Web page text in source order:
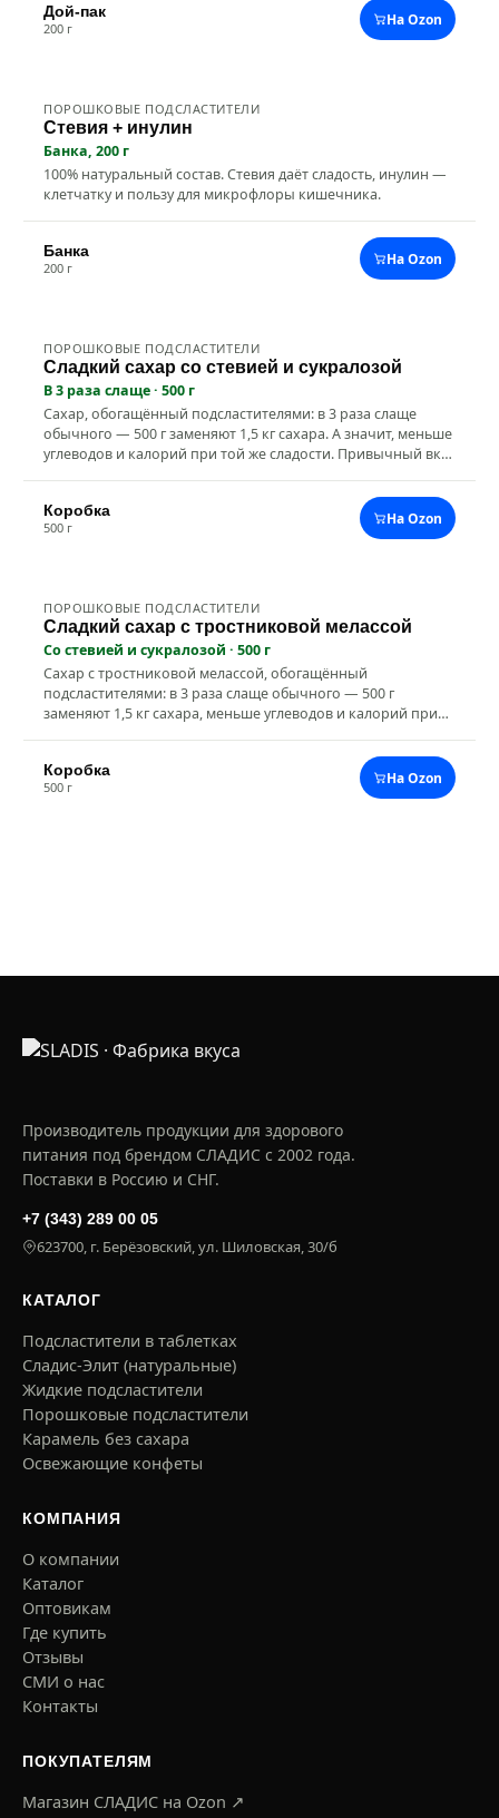
Дой-пак
200 г На Ozon
Натуральный Хит
ПОРОШКОВЫЕ ПОДСЛАСТИТЕЛИ
Стевия + инулин
Банка, 200 г
100% натуральный состав. Стевия даёт сладость, инулин —
клетчатку и пользу для микрофлоры кишечника.
Банка
200 г На Ozon
С сахаром Новинка
ПОРОШКОВЫЕ ПОДСЛАСТИТЕЛИ
Сладкий сахар со стевией и сукралозой
В 3 раза слаще · 500 г
Сахар, обогащённый подсластителями: в 3 раза слаще
обычного — 500 г заменяют 1,5 кг сахара. А значит, меньше
углеводов и калорий при той же сладости. Привычный вкус
десертов и выпечки. Подходит для диетического питания.
Состав: сахар белый кристаллический, сукралоза,
стевиолгликозиды (стевия).
Коробка
500 г На Ozon
С сахаром Новинка
ПОРОШКОВЫЕ ПОДСЛАСТИТЕЛИ
Сладкий сахар с тростниковой мелассой
Со стевией и сукралозой · 500 г
Сахар с тростниковой мелассой, обогащённый
подсластителями: в 3 раза слаще обычного — 500 г
заменяют 1,5 кг сахара, меньше углеводов и калорий при
микроэлементами и придаёт блюдам особый карамельный
вкус. Хорошо растворяется — для напитков, десертов и
выпечки. Подходит для диетического питания. Состав:
Коробка
500 г На Ozon
Производитель продукции для здорового
питания под брендом СЛАДИС с 2002 года.
Поставки в Россию и СНГ.
+7 (343) 289 00 05
623700, г. Берёзовский, ул. Шиловская, 30/б
КАТАЛОГ
Подсластители в таблетках
Сладис-Элит (натуральные)
Жидкие подсластители
Порошковые подсластители
Карамель без сахара
Освежающие конфеты
КОМПАНИЯ
О компании
Каталог
Оптовикам
Где купить
Отзывы
СМИ о нас
Контакты
ПОКУПАТЕЛЯМ
Магазин СЛАДИС на Ozon ↗